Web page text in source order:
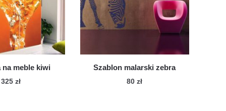
wybrać
na
stronie
produktu
na meble kiwi
325 zł
Szablon malarski zebra
80zł